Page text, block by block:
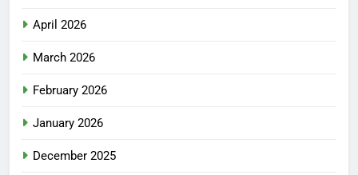
April 2026
March 2026
February 2026
January 2026
December 2025